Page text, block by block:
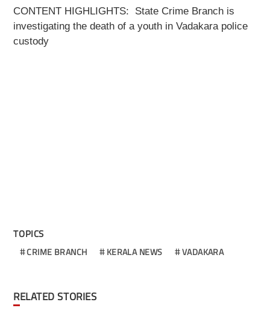
CONTENT HIGHLIGHTS: State Crime Branch is
investigating the death of a youth in Vadakara police
custody
TOPICS
CRIME BRANCH KERALA NEWS VADAKARA
RELATED STORIES